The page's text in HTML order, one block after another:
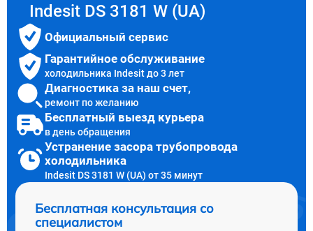
Indesit DS 3181 W (UA)
Официальный сервис
Гарантийное обслуживание
холодильника Indesit до 3 лет
Диагностика за наш счет,
ремонт по желанию
Бесплатный выезд курьера
в день обращения
Устранение засора трубопровода
холодильника
Indesit DS 3181 W (UA) от 35 минут
Бесплатная консультация со
специалистом